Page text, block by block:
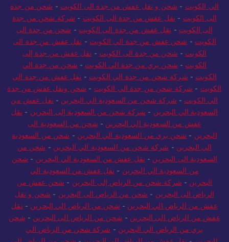
الي الكويت - شحن و نقل عفش من جدة الى الكويت - شحن من جدة
الى الكويت - نقل عفش من جدة الى الكويت - شركة شحن من جدة
إلى الكويت - نقل عفش من جدة الى الكويت - شحن من جدة الى
الكويت - شحن عفش من جدة الي الكويت - نقل عفش من جدة الى
الكويت - شحن من جدة الى الكويت - نقل عفش من جدة إلى
الكويت - شحن بري من جدة الي الكويت - شحن من جدة الي
الكويت - شركة شحن من جدة الي الكويت - نقل عفش من جدة الى
الكويت - شركة شحن من جدة الي الكويت - شحن ونقل عفش من جدة
الي الكويت - شركة شحن من السعودية الي البحرين - نقل عفش من
السعودية الي البحرين - شركة شحن من السعودية إلى البحرين - نقل
عفش من السعودية الي البحرين - شحن من السعودية الى
البحرين - شحن بري من السعودية الي البحرين - شحن من السعودية
الي البحرين - شركة شحن من السعودية الي البحرين - شحن من
السعودية الى البحرين - نقل عفش من السعودية الي البحرين - شحن
من السعودية الي البحرين - نقل عفش من السعودية الي
البحرين - شركة شحن من الرياض إلى البحرين - شحن عفش من
الرياض الى البحرين - شحن من الرياض الى البحرين - شحن و نقل
عفش من الرياض الي البحرين - شحن من الرياض الي البحرين - نقل
عفش من الرياض الى البحرين - شحن من الرياض الى البحرين - شحن
بري من الرياض الي البحرين - شركة شحن من الرياض الي